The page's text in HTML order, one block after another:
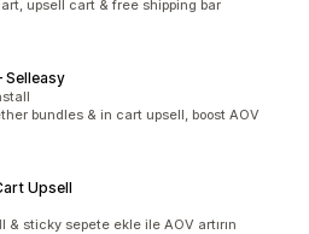
upsell cart & free shipping bar
Selleasy
bundles & in cart upsell, boost AOV
Upsell
sticky sepete ekle ile AOV artırın